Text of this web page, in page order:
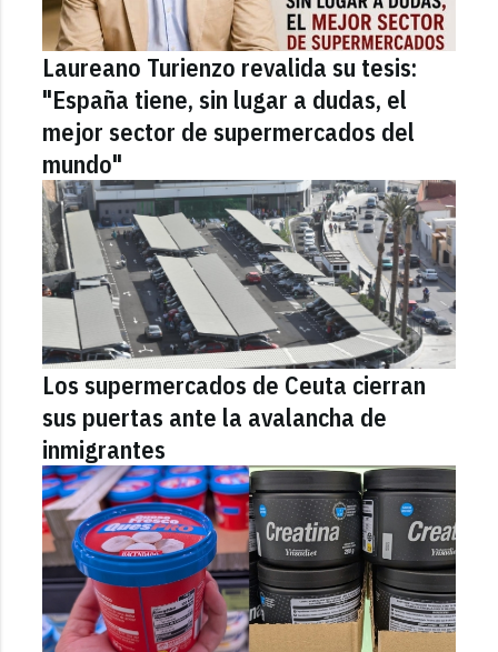
Laureano Turienzo revalida su tesis:
"España tiene, sin lugar a dudas, el
mejor sector de supermercados del
mundo"
Los supermercados de Ceuta cierran
sus puertas ante la avalancha de
inmigrantes